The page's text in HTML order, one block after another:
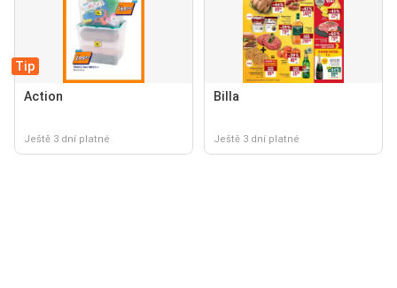
Tip
Action
Ještě 3 dní platné
Billa
Ještě 3 dní platné